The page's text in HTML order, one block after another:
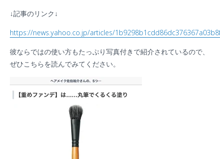
↓記事のリンク↓
https://news.yahoo.co.jp/articles/
彼ならではの使い方もたっぷり写真付きで紹介されているので、
ぜひこちらを読んでみてください。